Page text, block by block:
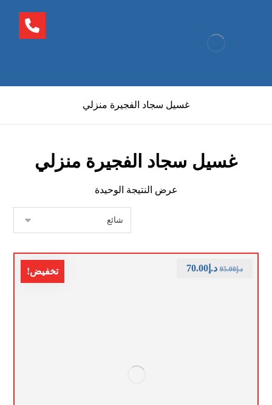
غسيل سجاد الفجيرة منزلي
غسيل سجاد الفجيرة منزلي
عرض النتيجة الوحيدة
تخفيض! د.إ95.00 د.إ70.00